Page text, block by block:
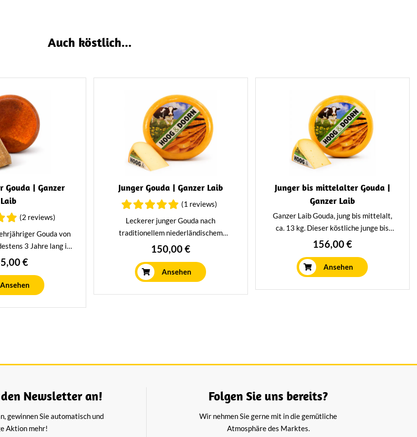
Auch köstlich...
Gouda | Ganzer
Laib
(2 reviews)
Gouda von
3 Jahre lang in
Reifungshaus
mit Getränken oder
€
Ansehen
Junger Gouda | Ganzer Laib
(1 reviews)
Leckerer junger Gouda nach
traditionellem niederländischem
Rezept. Dieses Juwel wiegt etwa 4,3 kg
und hat einen köstlichen, milden,
cremigen Geschmack.
150,00 €
Ansehen
Junger bis mittelalter Gouda |
Ganzer Laib
Ganzer Laib Gouda, jung bis mittelalt,
ca. 13 kg. Dieser köstliche junge bis
mittelalte Käse wird 8 Wochen lang
milden, cremigen Geschmack verleiht.
156,00 €
Ansehen
Newsletter an!
gewinnen Sie automatisch und
Aktion mehr!
Folgen Sie uns bereits?
Wir nehmen Sie gerne mit in die gemütliche
Atmosphäre des Marktes.